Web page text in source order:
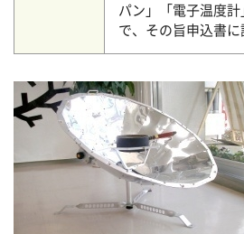
パン」「電子温度
で、その旨申込書に